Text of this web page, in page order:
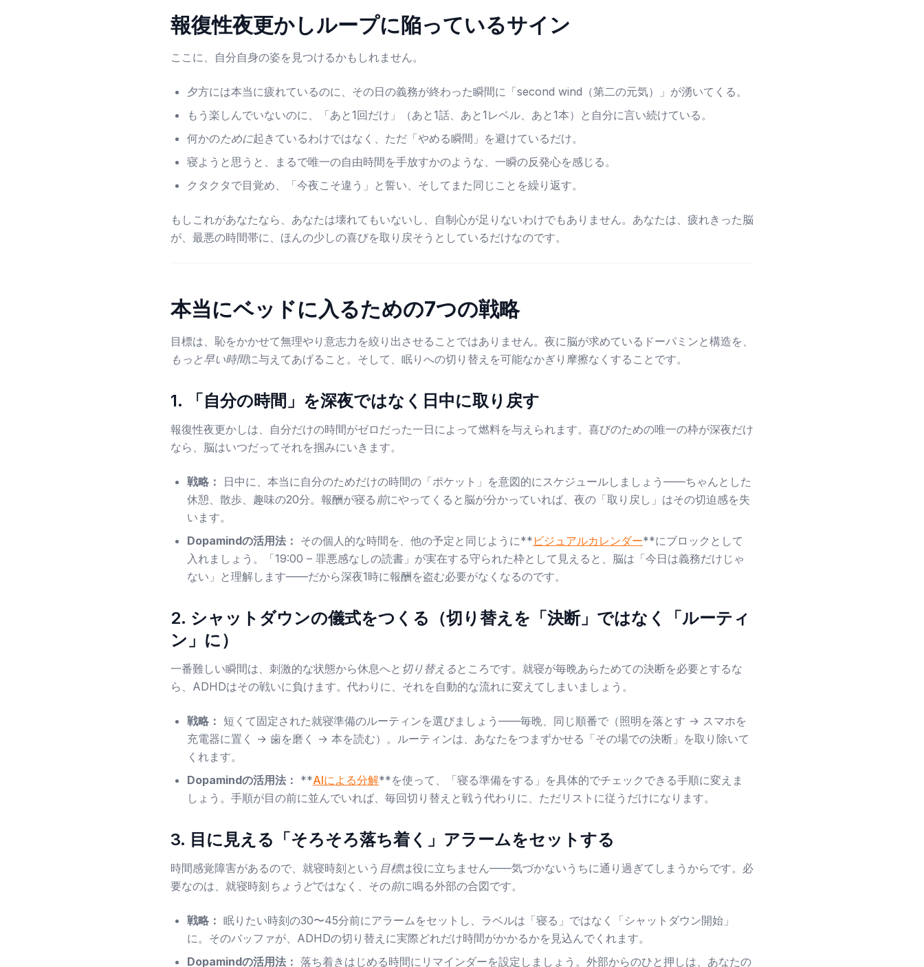
報復性夜更かしループに陥っているサイン
ここに、自分自身の姿を見つけるかもしれません。
夕方には本当に疲れているのに、その日の義務が終わった瞬間に「second wind（第二の元気）」が湧いてくる。
もう楽しんでいないのに、「あと1回だけ」（あと1話、あと1レベル、あと1本）と自分に言い続けている。
何かのために起きているわけではなく、ただ「やめる瞬間」を避けているだけ。
寝ようと思うと、まるで唯一の自由時間を手放すかのような、一瞬の反発心を感じる。
クタクタで目覚め、「今夜こそ違う」と誓い、そしてまた同じことを繰り返す。
もしこれがあなたなら、あなたは壊れてもいないし、自制心が足りないわけでもありません。あなたは、疲れきった脳
が、最悪の時間帯に、ほんの少しの喜びを取り戻そうとしているだけなのです。
本当にベッドに入るための7つの戦略
目標は、恥をかかせて無理やり意志力を絞り出させることではありません。夜に脳が求めているドーパミンと構造を、
もっと早い時間に与えてあげること。そして、眠りへの切り替えを可能なかぎり摩擦なくすることです。
1. 「自分の時間」を深夜ではなく日中に取り戻す
報復性夜更かしは、自分だけの時間がゼロだった一日によって燃料を与えられます。喜びのための唯一の枠が深夜だけ
なら、脳はいつだってそれを掴みにいきます。
戦略：
日中に、本当に自分のためだけの時間の「ポケット」を意図的にスケジュールしましょう——ちゃんとした
休憩、散歩、趣味の20分。報酬が寝る 前にやってくると脳が分かっていれば、夜の「取り戻し」はその切迫感を失
います。
Dopamindの活用法： その個人的な時間を、他の予定と同じように** ビジュアルカレンダー**にブロックとして
入れましょう。「19:00 – 罪悪感なしの読書」が実在する守られた枠として見えると、脳は「今日は義務だけじゃ
ない」と理解します——だから深夜1時に報酬を盗む必要がなくなるのです。
2. シャットダウンの儀式をつくる（切り替えを「決断」ではなく「ルーティ
ン」に）
一番難しい瞬間は、刺激的な状態から休息へと 切り替える ところです。就寝が毎晩あらためての決断を必要とするな
ら、ADHDはその戦いに負けます。代わりに、それを自動的な流れに変えてしまいましょう。
戦略： 短くて固定された就寝準備のルーティンを選びましょう——毎晩、同じ順番で（照明を落とす → スマホを
充電器に置く → 歯を磨く → 本を読む）。ルーティンは、あなたをつまずかせる「その場での決断」を取り除いて
くれます。
Dopamindの活用法： **AIによる分解**を使って、「寝る準備をする」を具体的でチェックできる手順に変えま
しょう。手順が目の前に並んでいれば、毎回切り替えと戦う代わりに、ただリストに従うだけになります。
3. 目に見える「そろそろ落ち着く」アラームをセットする
時間感覚障害があるので、就寝時刻という 目標は役に立ちません——気づかないうちに通り過ぎてしまうからです。必
要なのは、就寝時刻 ちょうどではなく、その前に鳴る外部の合図です。
戦略： 眠りたい時刻の30〜45分前にアラームをセットし、ラベルは「寝る」ではなく「シャットダウン開始」
に。そのバッファが、ADHDの切り替えに実際どれだけ時間がかかるかを見込んでくれます。
Dopamindの活用法： 落ち着きはじめる時間にリマインダーを設定しましょう。外部からのひと押しは、あなたの